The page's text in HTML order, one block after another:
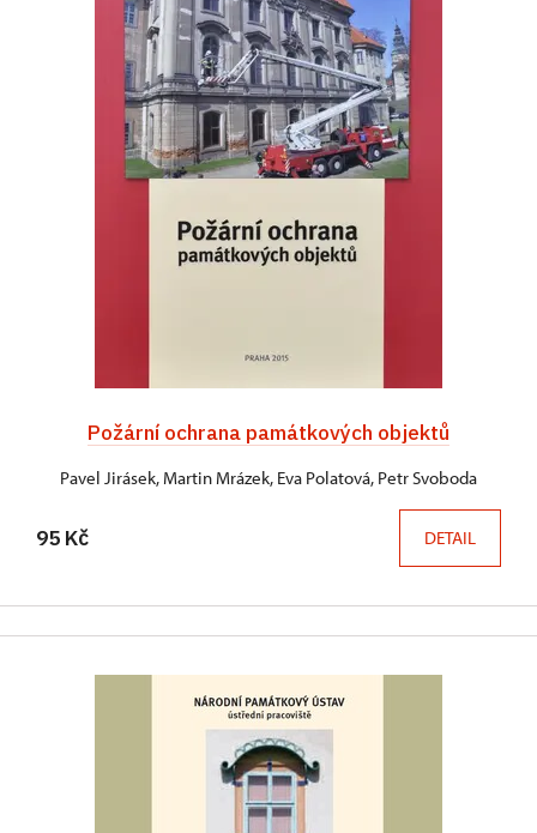
Požární ochrana památkových objektů
Pavel Jirásek, Martin Mrázek, Eva Polatová, Petr Svoboda
95 Kč DETAIL